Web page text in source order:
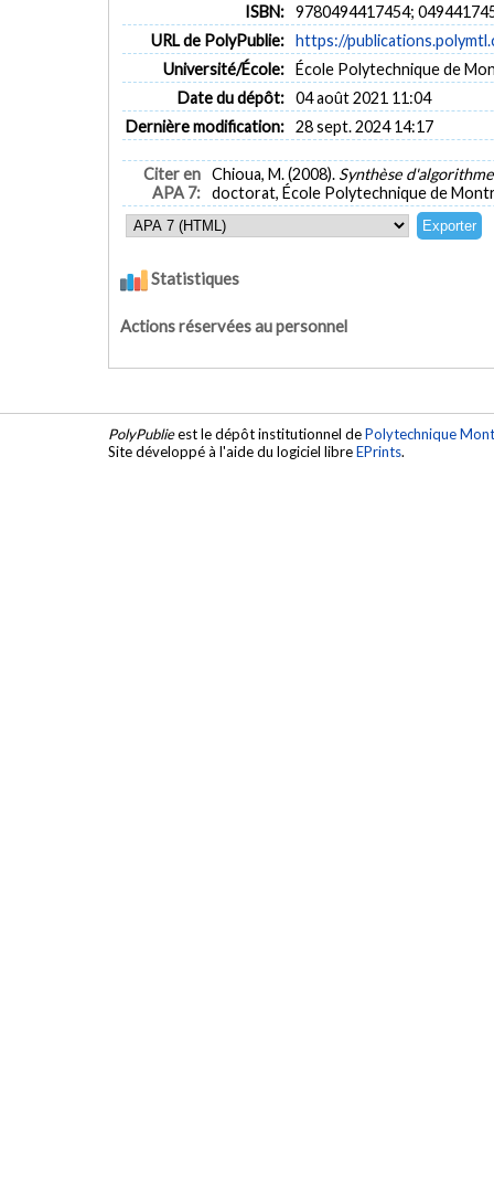
ISBN: 9780494417454;
URL de PolyPublie: https://
Université/École: École Polytechnique de
Date du dépôt: 04 août 2021 11:04
Dernière modification: 28 sept. 2024 14:17
Citer en
APA 7:
Chioua, M. (2008). Synthèse
doctorat, École Polytechnique de
Statistiques
Actions réservées au personnel
PolyPublieest le dépôt institutionnel dePolytechnique
Site développé à l'aide du logiciel libreEPrints.